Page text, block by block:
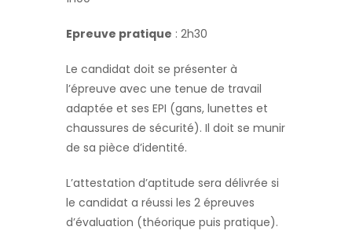
Epreuve pratique : 2h30
Le candidat doit se présenter à
l’épreuve avec une tenue de travail
adaptée et ses EPI (gans, lunettes et
chaussures de sécurité). Il doit se munir
de sa pièce d’identité.
L’attestation d’aptitude sera délivrée si
le candidat a réussi les 2 épreuves
d’évaluation (théorique puis pratique).